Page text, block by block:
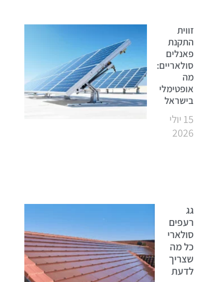
זווית
התקנת
פאנלים
סולאריים:
מה
אופטימלי
בישראל
15 יולי
2026
גג
רעפים
סולארי
כל מה
שצריך
לדעת